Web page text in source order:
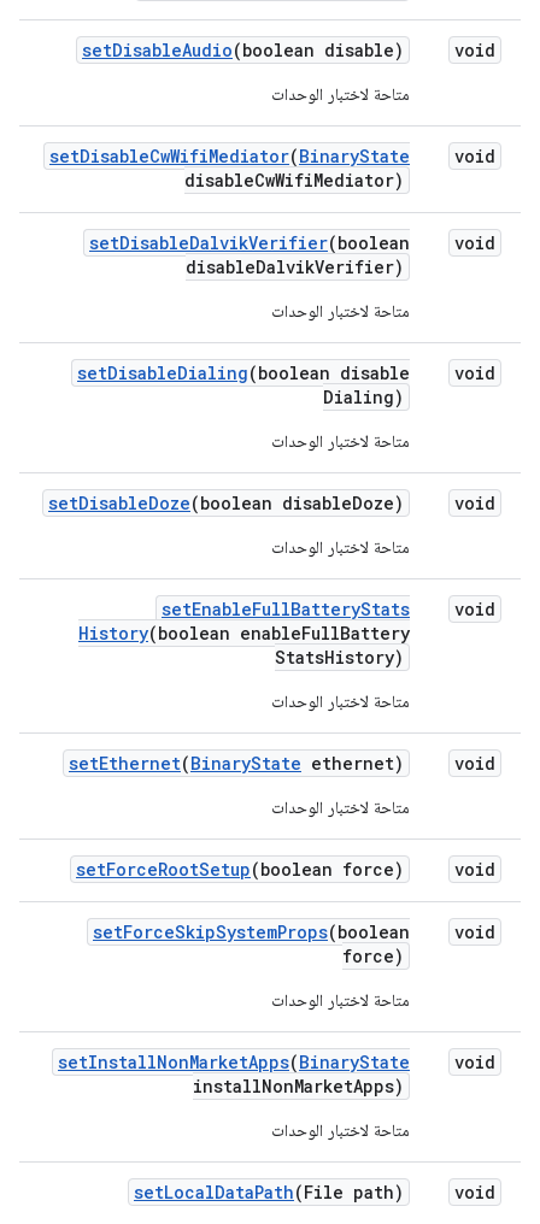
void
setDisableAudio(boolean disable)
متاحة لاختبار الوحدات
void
setDisableCwWifiMediator(BinaryState
disableCwWifiMediator)
void
setDisableDalvikVerifier(boolean
disableDalvikVerifier)
متاحة لاختبار الوحدات
void
setDisableDialing(boolean disable
Dialing)
متاحة لاختبار الوحدات
void
setDisableDoze(boolean disableDoze)
متاحة لاختبار الوحدات
void
setEnableFullBatteryStats
History(boolean enableFullBattery
StatsHistory)
متاحة لاختبار الوحدات
void
setEthernet(BinaryState ethernet)
متاحة لاختبار الوحدات
void
setForceRootSetup(boolean force)
void
setForceSkipSystemProps(boolean
force)
متاحة لاختبار الوحدات
void
setInstallNonMarketApps(BinaryState
installNonMarketApps)
متاحة لاختبار الوحدات
void
setLocalDataPath(File path)